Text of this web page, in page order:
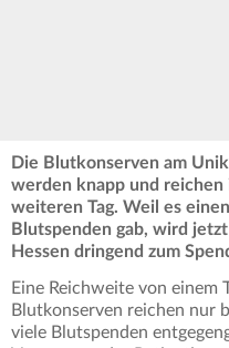
Die Blutkonserven am
werden knapp und
weiteren Tag. Weil es
Blutspenden gab, wird
Hessen dringend zum
Eine Reichweite von einem
Blutkonserven reichen nur
viele Blutspenden